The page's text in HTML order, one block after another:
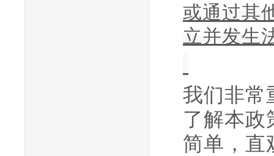
或通过其
立并发生
我们非常
了解本政
简单，直